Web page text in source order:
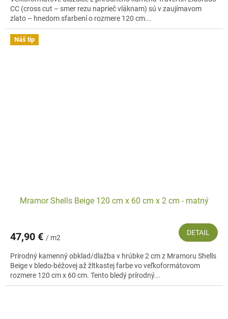
CC (cross cut – smer rezu naprieč vláknam) sú v zaujímavom
zlato – hnedom sfarbení o rozmere 120 cm...
Náš tip
Mramor Shells Beige 120 cm x 60 cm x 2 cm - matný
47,90 € / m2
DETAIL
Prírodný kamenný obklad/dlažba v hrúbke 2 cm z Mramoru Shells
Beige v bledo-béžovej až žltkastej farbe vo veľkoformátovom
rozmere 120 cm x 60 cm. Tento bledý prírodný...